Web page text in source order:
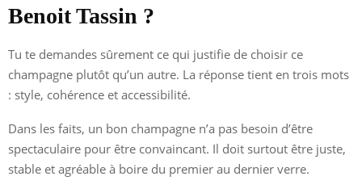
Benoit Tassin ?
Tu te demandes sûrement ce qui justifie de choisir ce
champagne plutôt qu’un autre. La réponse tient en trois mots
: style, cohérence et accessibilité.
Dans les faits, un bon champagne n’a pas besoin d’être
spectaculaire pour être convaincant. Il doit surtout être juste,
stable et agréable à boire du premier au dernier verre.